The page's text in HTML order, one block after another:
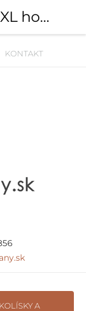
KONTAKT
A
Závesná hojdačka - XXL hojdacia kvapka s 2 vankúšmi - CAPUCINO s POMPOMS | Hojdačky, kokóny, kolísky a montessori hojdačky | detskestany.sk